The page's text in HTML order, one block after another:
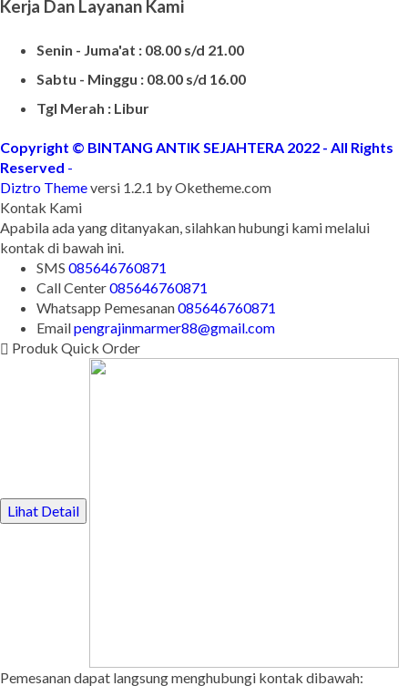
Silahkan Hubungi Customer Service Kami Di Jam
Senin - Juma'at : 08.00 s/d 21.00
Sabtu - Minggu : 08.00 s/d 16.00
Copyright © BINTANG ANTIK SEJAHTERA 2022 - All Rights
Reserved-
Diztro Theme
Kontak Kami
Apabila ada yang ditanyakan, silahkan hubungi kami melalui
kontak di bawah ini.
SMS085646760871
Call Center 085646760871
WhatsappPemesanan085646760871
Emailpengrajinmarmer88@gmail.com
Produk Quick Order